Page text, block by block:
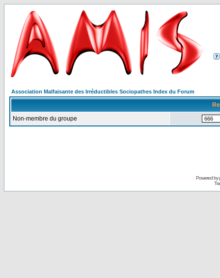
Association Malfaisante des Irréductibles Sociopathes Index du Forum
Non-membre du groupe
Powered by